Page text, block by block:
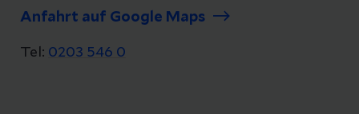
Anfahrt auf Google Maps
Tel: 0203 546 0